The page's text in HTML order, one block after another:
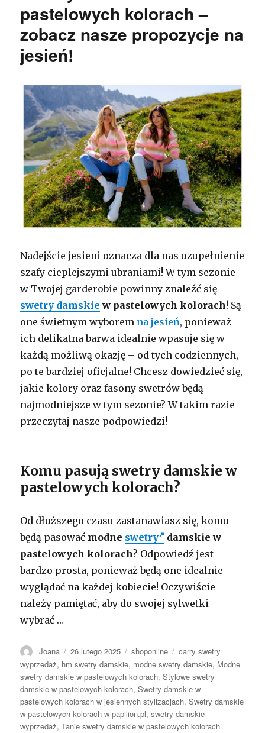
pastelowych kolorach –
zobacz nasze propozycje na
jesień!
Nadejście jesieni oznacza dla nas uzupełnienie
szafy cieplejszymi ubraniami! W tym sezonie
w Twojej garderobie powinny znaleźć się
swetry damskie w pastelowych kolorach! Są
one świetnym wyborem na jesień, ponieważ
ich delikatna barwa idealnie wpasuje się w
każdą możliwą okazję – od tych codziennych,
po te bardziej oficjalne! Chcesz dowiedzieć się,
jakie kolory oraz fasony swetrów będą
najmodniejsze w tym sezonie? W takim razie
przeczytaj nasze podpowiedzi!
Komu pasują swetry damskie w
pastelowych kolorach?
Od dłuższego czasu zastanawiasz się, komu
będą pasować modne swetry
damskie w
pastelowych kolorach? Odpowiedź jest
bardzo prosta, ponieważ będą one idealnie
wyglądać na każdej kobiecie! Oczywiście
należy pamiętać, aby do swojej sylwetki
wybrać …
Autor
Joana Opublikowano
26 lutego 2025 Kategorie
shoponline Tagi
carry swetry
wyprzedaż, hm swetry damskie, modne swetry damskie, Modne
swetry damskie w pastelowych kolorach,Stylowe swetry
damskie w pastelowych kolorach,Swetry damskie w
pastelowych kolorach w jesiennych stylizacjach,Swetry damskie
w pastelowych kolorach w papilion.pl,swetry damskie
wyprzedaż,Tanie swetry damskie w pastelowych kolorach